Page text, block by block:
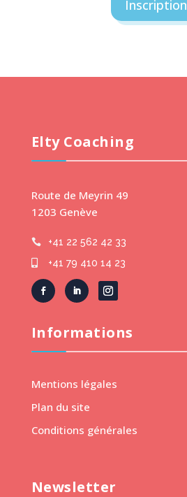
Inscription
Elty Coaching
Route de Meyrin 49
1203 Genève
 +41 22 562 42 33
+41 79 410 14 23
Informations
Mentions légales
Plan du site
Conditions générales
Newsletter